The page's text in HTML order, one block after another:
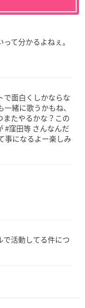
て分かるよねぇ。
で面白くしかならな
緒に歌うかもね、
たやるかな？この
#窪田等 さんなんだ
事になるよー楽しみ
活動してる件につ